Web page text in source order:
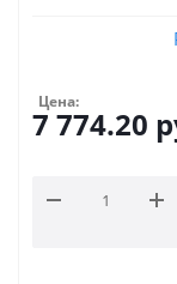
Цена:
7 774.20